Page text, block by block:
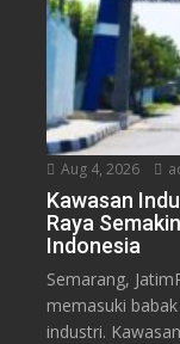
Aug 4, 2026
Kawasan
Raya
Indonesia
Semarang,
memasuki
industri.